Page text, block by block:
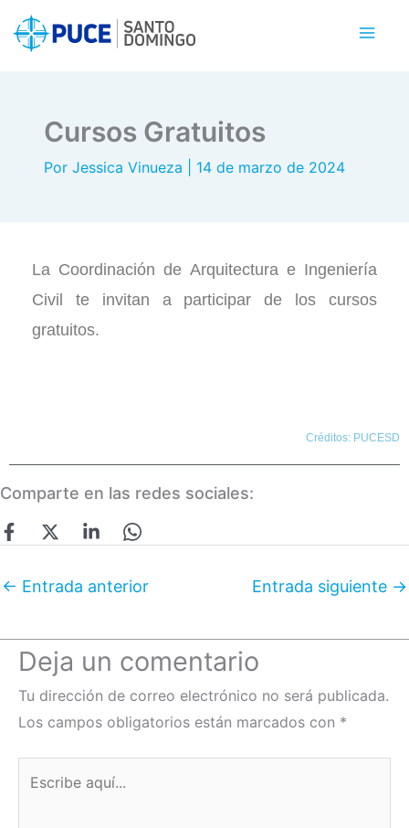
Cursos Gratuitos
Por Jessica Vinueza 14 de marzo de 2024
La Coordinación de Arquitectura e Ingeniería
Civil te invitan a participar de los cursos
gratuitos.
Créditos: PUCESD
Comparte en las redes sociales:
← Entrada anterior Entrada siguiente →
Deja un comentario
Tu dirección de correo electrónico no será publicada.
Los campos obligatorios están marcados con *